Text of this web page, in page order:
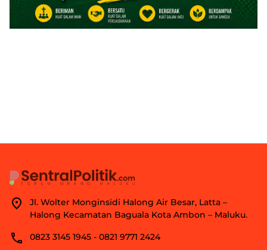
Jl. Wolter Monginsidi Halong Air Besar, Latta –
Halong Kecamatan Baguala Kota Ambon – Maluku.
0823 3145 1945 - 0821 9771 2424